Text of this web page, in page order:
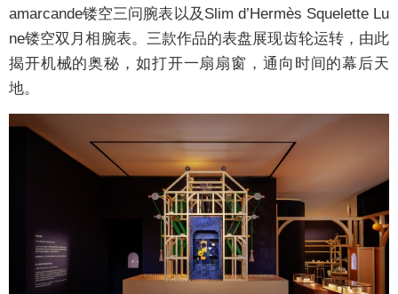
amarcande镂空三问腕表以及Slim d’Hermès Squelette Lu
ne镂空双月相腕表。三款作品的表盘展现齿轮运转，由此
揭开机械的奥秘，如打开一扇扇窗，通向时间的幕后天
地。